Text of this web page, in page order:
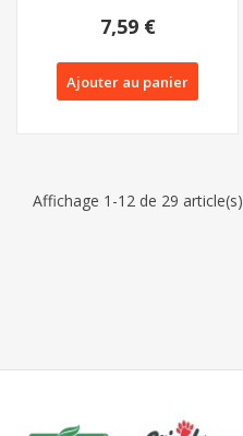
7,59 €
Ajouter au panier
Affichage 1-12 de 29 article(s)